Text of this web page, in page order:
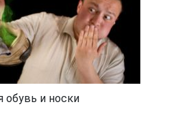
обувь и носки